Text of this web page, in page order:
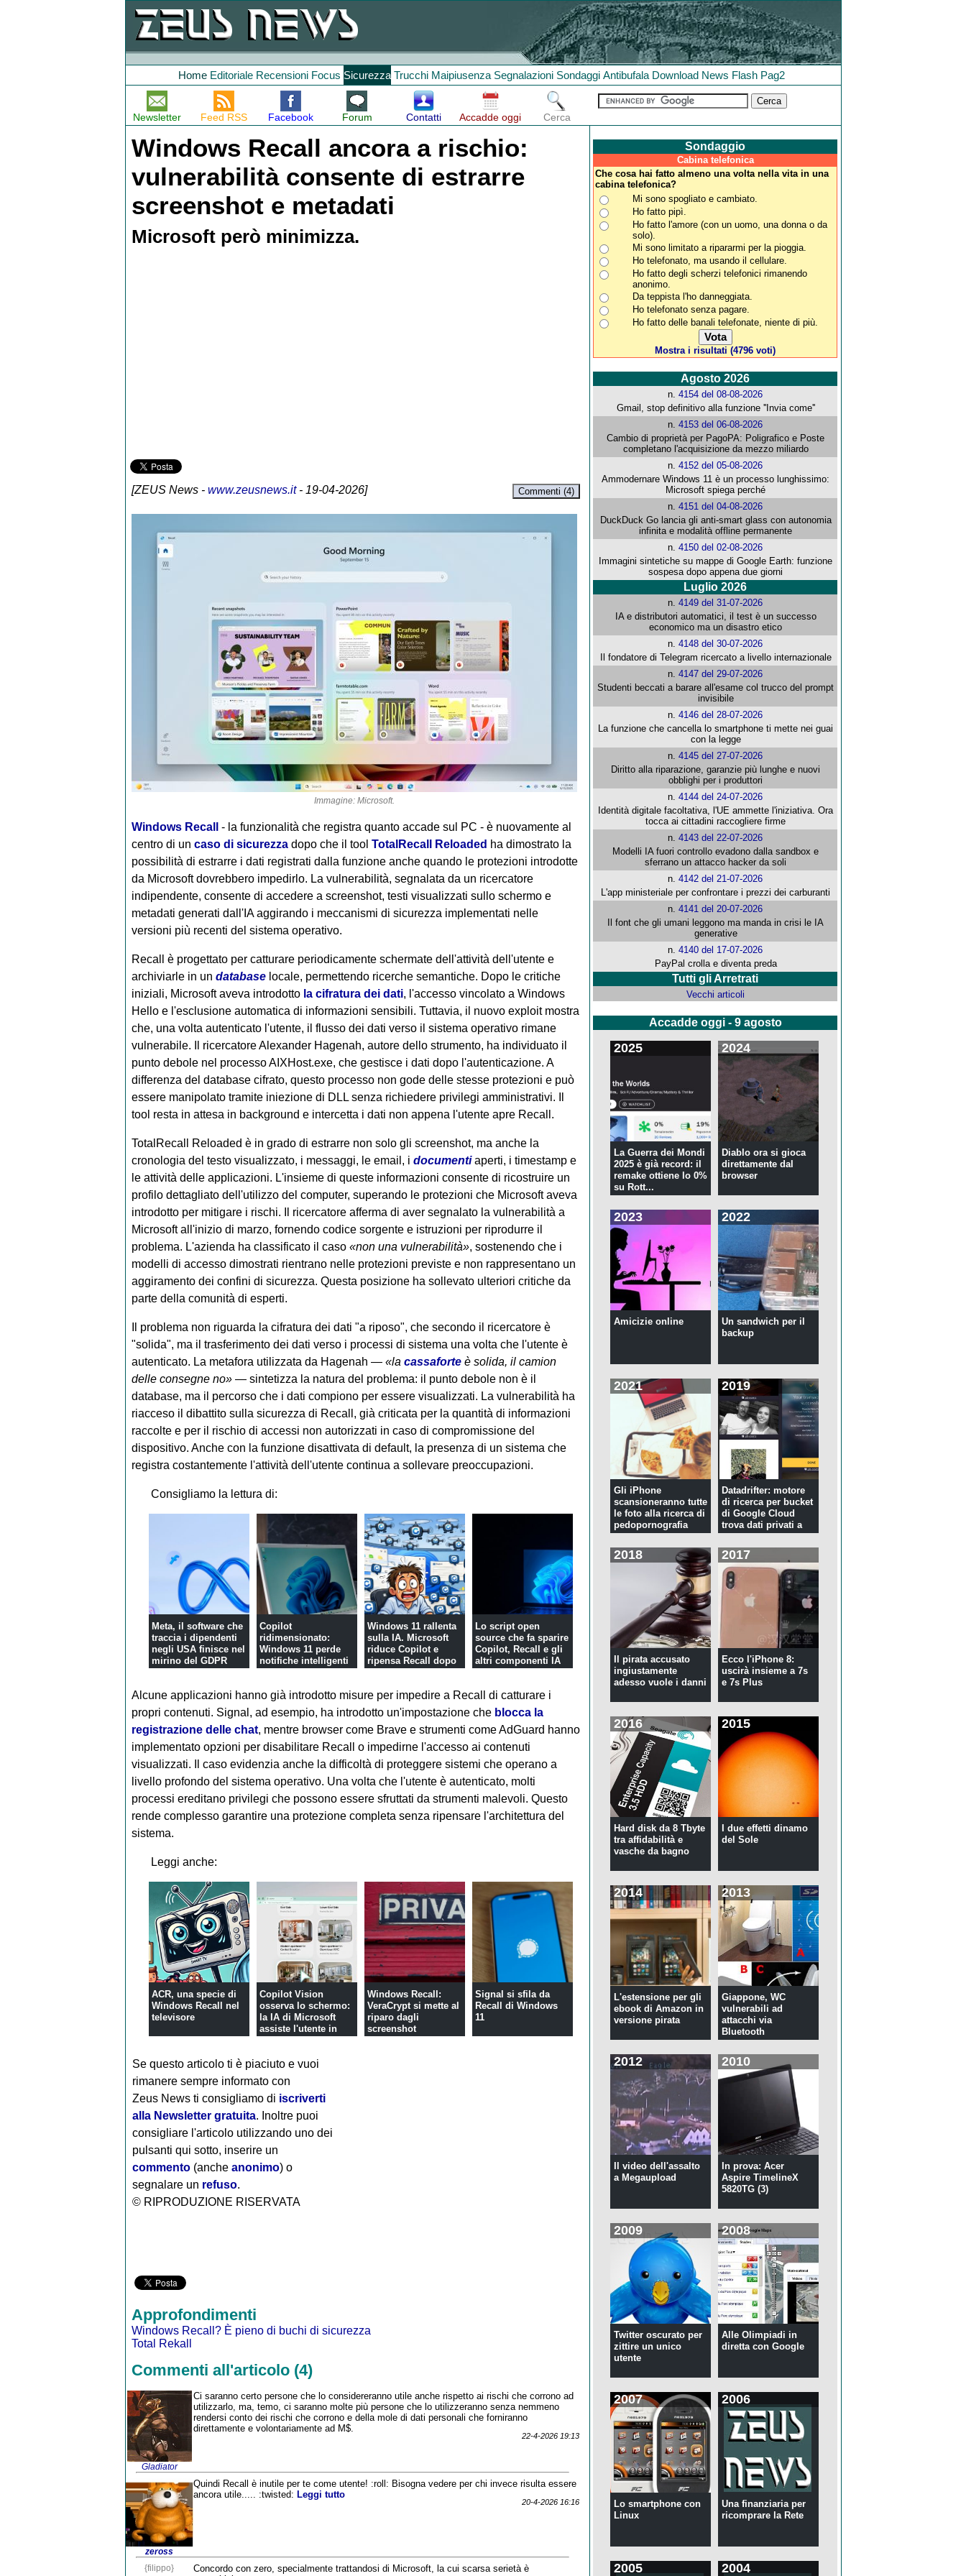
Home Editoriale Recensioni Focus Sicurezza Trucchi Maipiusenza Segnalazioni Sondaggi Antibufala Download News Flash Pag2
Newsletter Feed RSS Facebook Forum Contatti Accadde oggi Cerca
Windows Recall ancora a rischio:
vulnerabilità consente di estrarre
screenshot e metadati
Microsoft però minimizza.
[ZEUS News- www.zeusnews.it- 19-04-2026] Commenti (4)
Immagine: Microsoft.
Windows Recall
- la funzionalità che registra quanto accade sul PC - è nuovamente al
centro di un caso di sicurezzadopo che il tool TotalRecall Reloaded ha dimostrato la
possibilità di estrarre i dati registrati dalla funzione anche quando le protezioni introdotte
da Microsoft dovrebbero impedirlo. La vulnerabilità, segnalata da un ricercatore
indipendente, consente di accedere a screenshot, testi visualizzati sullo schermo e
metadati generati dall'IA aggirando i meccanismi di sicurezza implementati nelle
versioni più recenti del sistema operativo.
Recall è progettato per catturare periodicamente schermate dell'attività dell'utente e
archiviarle in un databaselocale, permettendo ricerche semantiche. Dopo le critiche
iniziali, Microsoft aveva introdotto la cifratura dei dati, l'accesso vincolato a Windows
Hello e l'esclusione automatica di informazioni sensibili. Tuttavia, il nuovo exploit mostra
che, una volta autenticato l'utente, il flusso dei dati verso il sistema operativo rimane
vulnerabile. Il ricercatore Alexander Hagenah, autore dello strumento, ha individuato il
punto debole nel processo AIXHost.exe, che gestisce i dati dopo l'autenticazione. A
differenza del database cifrato, questo processo non gode delle stesse protezioni e può
essere manipolato tramite iniezione di DLL senza richiedere privilegi amministrativi. Il
tool resta in attesa in background e intercetta i dati non appena l'utente apre Recall.
TotalRecall Reloaded è in grado di estrarre non solo gli screenshot, ma anche la
cronologia del testo visualizzato, i messaggi, le email, i documentiaperti, i timestamp e
le attività delle applicazioni. L'insieme di queste informazioni consente di ricostruire un
profilo dettagliato dell'utilizzo del computer, superando le protezioni che Microsoft aveva
introdotto per mitigare i rischi. Il ricercatore afferma di aver segnalato la vulnerabilità a
Microsoft all'inizio di marzo, fornendo codice sorgente e istruzioni per riprodurre il
problema. L'azienda ha classificato il caso «non una vulnerabilità», sostenendo che i
modelli di accesso dimostrati rientrano nelle protezioni previste e non rappresentano un
aggiramento dei confini di sicurezza. Questa posizione ha sollevato ulteriori critiche da
parte della comunità di esperti.
Il problema non riguarda la cifratura dei dati "a riposo", che secondo il ricercatore è
"solida", ma il trasferimento dei dati verso i processi di sistema una volta che l'utente è
autenticato. La metafora utilizzata da Hagenah — «la cassaforteè solida, il camion
delle consegne no»— sintetizza la natura del problema: il punto debole non è il
database, ma il percorso che i dati compiono per essere visualizzati. La vulnerabilità ha
riacceso il dibattito sulla sicurezza di Recall, già criticata per la quantità di informazioni
raccolte e per il rischio di accessi non autorizzati in caso di compromissione del
dispositivo. Anche con la funzione disattivata di default, la presenza di un sistema che
registra costantemente l'attività dell'utente continua a sollevare preoccupazioni.
Consigliamo la lettura di:
Meta, il software che
traccia i dipendenti
negli USA finisce nel
mirino del GDPR
Copilot
ridimensionato:
Windows 11 perde
notifiche intelligenti
Windows 11 rallenta
sulla IA. Microsoft
riduce Copilot e
ripensa Recall dopo
Lo script open
source che fa sparire
Copilot, Recall e gli
altri componenti IA
Alcune applicazioni hanno già introdotto misure per impedire a Recall di catturare i
propri contenuti. Signal, ad esempio, ha introdotto un'impostazione che blocca la
registrazione delle chat, mentre browser come Brave e strumenti come AdGuard hanno
implementato opzioni per disabilitare Recall o impedirne l'accesso ai contenuti
visualizzati. Il caso evidenzia anche la difficoltà di proteggere sistemi che operano a
livello profondo del sistema operativo. Una volta che l'utente è autenticato, molti
processi ereditano privilegi che possono essere sfruttati da strumenti malevoli. Questo
rende complesso garantire una protezione completa senza ripensare l'architettura del
sistema.
Leggi anche:
ACR, una specie di
Windows Recall nel
televisore
Copilot Vision
osserva lo schermo:
la IA di Microsoft
assiste l'utente in
Windows Recall:
VeraCrypt si mette al
riparo dagli
screenshot
Signal si sfila da
Recall di Windows
11
Se questo articolo ti è piaciuto e vuoi
rimanere sempre informato con
Zeus News ti consigliamo di iscriverti
alla Newsletter gratuita. Inoltre puoi
consigliare l'articolo utilizzando uno dei
pulsanti qui sotto, inserire un
commento(anche anonimo) o
segnalare un refuso.
© RIPRODUZIONE RISERVATA
Approfondimenti
Windows Recall? È pieno di buchi di sicurezza
Total Rekall
Commenti all'articolo (4)
Gladiator
Ci saranno certo persone che lo considereranno utile anche rispetto ai rischi che corrono ad
utilizzarlo, ma, temo, ci saranno molte più persone che lo utilizzeranno senza nemmeno
rendersi conto dei rischi che corrono e della mole di dati personali che forniranno
direttamente e volontariamente ad M$.
22-4-2026 19:13
zeross
Quindi Recall è inutile per te come utente! :roll: Bisogna vedere per chi invece risulta essere
ancora utile..... :twisted: Leggi tutto
20-4-2026 16:16
{filippo}
Concordo con zero, specialmente trattandosi di Microsoft, la cui scarsa serietà è
Sondaggio
Cabina telefonica
Che cosa hai fatto almeno una volta nella vita in una
cabina telefonica?
Mi sono spogliato e cambiato.
Ho fatto pipì.
Ho fatto l'amore (con un uomo, una donna o da
solo).
Mi sono limitato a ripararmi per la pioggia.
Ho telefonato, ma usando il cellulare.
Ho fatto degli scherzi telefonici rimanendo
anonimo.
Da teppista l'ho danneggiata.
Ho telefonato senza pagare.
Ho fatto delle banali telefonate, niente di più.
Mostra i risultati (4796 voti)
Agosto 2026
n.4154 del 08-08-2026
Gmail, stop definitivo alla funzione ''Invia come''
n.4153 del 06-08-2026
Cambio di proprietà per PagoPA: Poligrafico e Poste
completano l'acquisizione da mezzo miliardo
n.4152 del 05-08-2026
Ammodernare Windows 11 è un processo lunghissimo:
Microsoft spiega perché
n.4151 del 04-08-2026
DuckDuck Go lancia gli anti-smart glass con autonomia
infinita e modalità offline permanente
n.4150 del 02-08-2026
Immagini sintetiche su mappe di Google Earth: funzione
sospesa dopo appena due giorni
Luglio 2026
n.4149 del 31-07-2026
IA e distributori automatici, il test è un successo
economico ma un disastro etico
n.4148 del 30-07-2026
Il fondatore di Telegram ricercato a livello internazionale
n.4147 del 29-07-2026
Studenti beccati a barare all'esame col trucco del prompt
invisibile
n.4146 del 28-07-2026
La funzione che cancella lo smartphone ti mette nei guai
con la legge
n.4145 del 27-07-2026
Diritto alla riparazione, garanzie più lunghe e nuovi
obblighi per i produttori
n.4144 del 24-07-2026
Identità digitale facoltativa, l'UE ammette l'iniziativa. Ora
tocca ai cittadini raccogliere firme
n.4143 del 22-07-2026
Modelli IA fuori controllo evadono dalla sandbox e
sferrano un attacco hacker da soli
n.4142 del 21-07-2026
L'app ministeriale per confrontare i prezzi dei carburanti
n.4141 del 20-07-2026
Il font che gli umani leggono ma manda in crisi le IA
generative
n.4140 del 17-07-2026
PayPal crolla e diventa preda
Tutti gli Arretrati
Vecchi articoli
Accadde oggi - 9 agosto
2025
La Guerra dei Mondi
2025 è già record: il
remake ottiene lo 0%
su Rott...
2024
Diablo ora si gioca
direttamente dal
browser
2023
Amicizie online
2022
Un sandwich per il
backup
2021
Gli iPhone
scansioneranno tutte
le foto alla ricerca di
pedopornografia
2019
Datadrifter: motore
di ricerca per bucket
di Google Cloud
trova dati privati a
p...
2018
Il pirata accusato
ingiustamente
adesso vuole i danni
2017
Ecco l'iPhone 8:
uscirà insieme a 7s
e 7s Plus
2016
Hard disk da 8 Tbyte
tra affidabilità e
vasche da bagno
2015
I due effetti dinamo
del Sole
2014
L'estensione per gli
ebook di Amazon in
versione pirata
2013
Giappone, WC
vulnerabili ad
attacchi via
Bluetooth
2012
Il video dell'assalto
a Megaupload
2010
In prova: Acer
Aspire TimelineX
5820TG (3)
2009
Twitter oscurato per
zittire un unico
utente
2008
Alle Olimpiadi in
diretta con Google
2007
Lo smartphone con
Linux
2006
Una finanziaria per
ricomprare la Rete
2005 2004